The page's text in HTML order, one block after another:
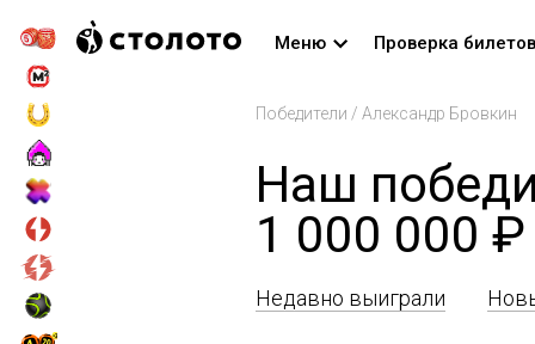
Меню Проверка билетов
Победители / Александр Бровкин
Наш
1 000 000 ₽
Недавно выиграли